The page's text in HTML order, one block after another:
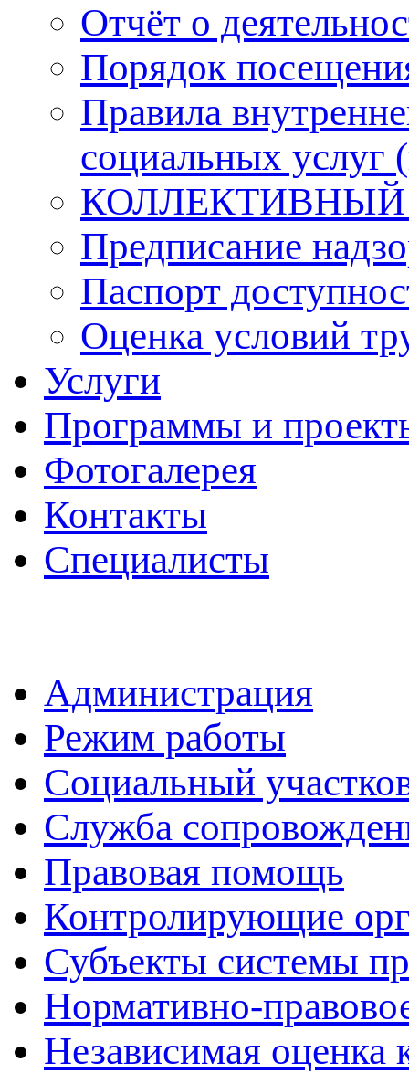
Отчёт о
Порядок
Правила
социальных услуг
Предписание
Паспорт
Оценка условий
Услуги
Программы и
Фотогалерея
Контакты
Специалисты
Администрация
Режим работы
Социальный
Служба
Правовая помощь
Контролирующие
Субъекты системы
Нормативно-
Независимая оценка